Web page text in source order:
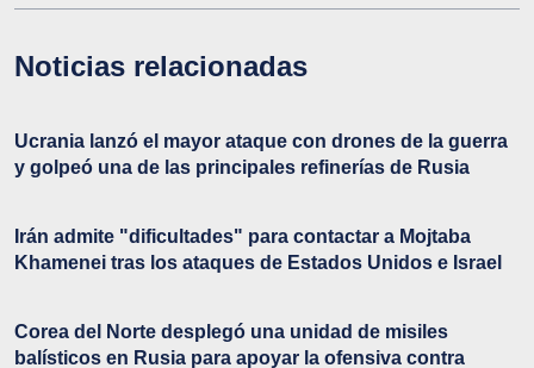
Noticias relacionadas
Ucrania lanzó el mayor ataque con drones de la guerra
y golpeó una de las principales refinerías de Rusia
Irán admite "dificultades" para contactar a Mojtaba
Khamenei tras los ataques de Estados Unidos e Israel
Corea del Norte desplegó una unidad de misiles
balísticos en Rusia para apoyar la ofensiva contra